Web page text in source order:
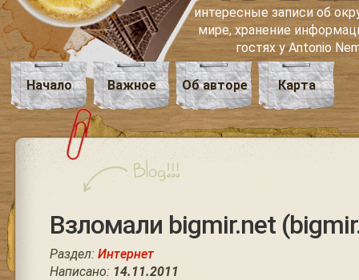
интересные записи об
мире, хранение
гостях у Antonio
Начало Важное Об авторе Карта
Взломали bigmir.net
Раздел: Интернет
Написано: 14.11.2011